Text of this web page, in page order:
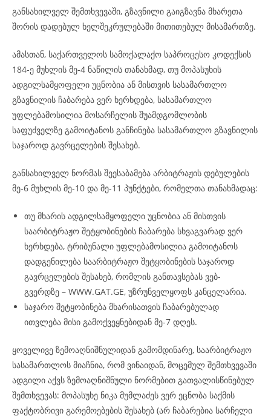
განსახილველ შემთხვევაში, გზავნილი გაიგზავნა მხარეთა
შორის დადებულ ხელშეკრულებაში მითითებულ მისამართზე.
ამასთან, საქართველოს სამოქალაქო საპროცესო კოდექსის
184-ე მუხლის მე-4 ნაწილის თანახმად, თუ მოპასუხის
ადგილსამყოფელი უცნობია ან მისთვის სასამართლო
გზავნილის ჩაბარება ვერ ხერხდება, სასამართლო
უფლებამოსილია მოსარჩელის შუამდგომლობის
საფუძველზე გამოიტანოს განჩინება სასამართლო გზავნილის
საჯაროდ გავრცელების შესახებ.
განსახილველ ნორმას შეესაბამება არბიტრაჟის დებულების
მე-6 მუხლის მე-10 და მე-11 პუნქტები, რომელთა თანახმადაც:
თუ მხარის ადგილსამყოფელი უცნობია ან მისთვის
საარბიტრაჟო შეტყობინების ჩაბარება სხვაგვარად ვერ
ხერხდება, ტრიბუნალი უფლებამოსილია გამოიტანოს
დადგენილება საარბიტრაჟო შეტყობინების საჯაროდ
გავრცელების შესახებ, რომლის განთავსებას ვებ-
გვერდზე – WWW.GAT.GE, უზრუნველყოფს კანცელარია.
საჯარო შეტყობინება მხარისათვის ჩაბარებულად
ითვლება მისი გამოქვეყნებიდან მე-7 დღეს.
ყოველივე ზემოაღნიშნულიდან გამომდინარე, საარბიტრაჟო
სასამართლოს მიაჩნია, რომ ვინაიდან, მოცემულ შემთხვევაში
ადგილი აქვს ზემოაღნიშნული ნორმებით გათვალისწინებულ
შემთხვევას: მოპასუხე ნიკა მუმლაძეს ვერ ეცნობა საქმის
ფაქტობრივი გარემოებების შესახებ (არ ჩაბარებია სარჩელი